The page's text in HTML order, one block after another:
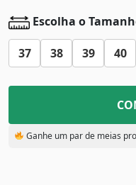
Escolha o
37 38 39 40
Ganhe um par de meias